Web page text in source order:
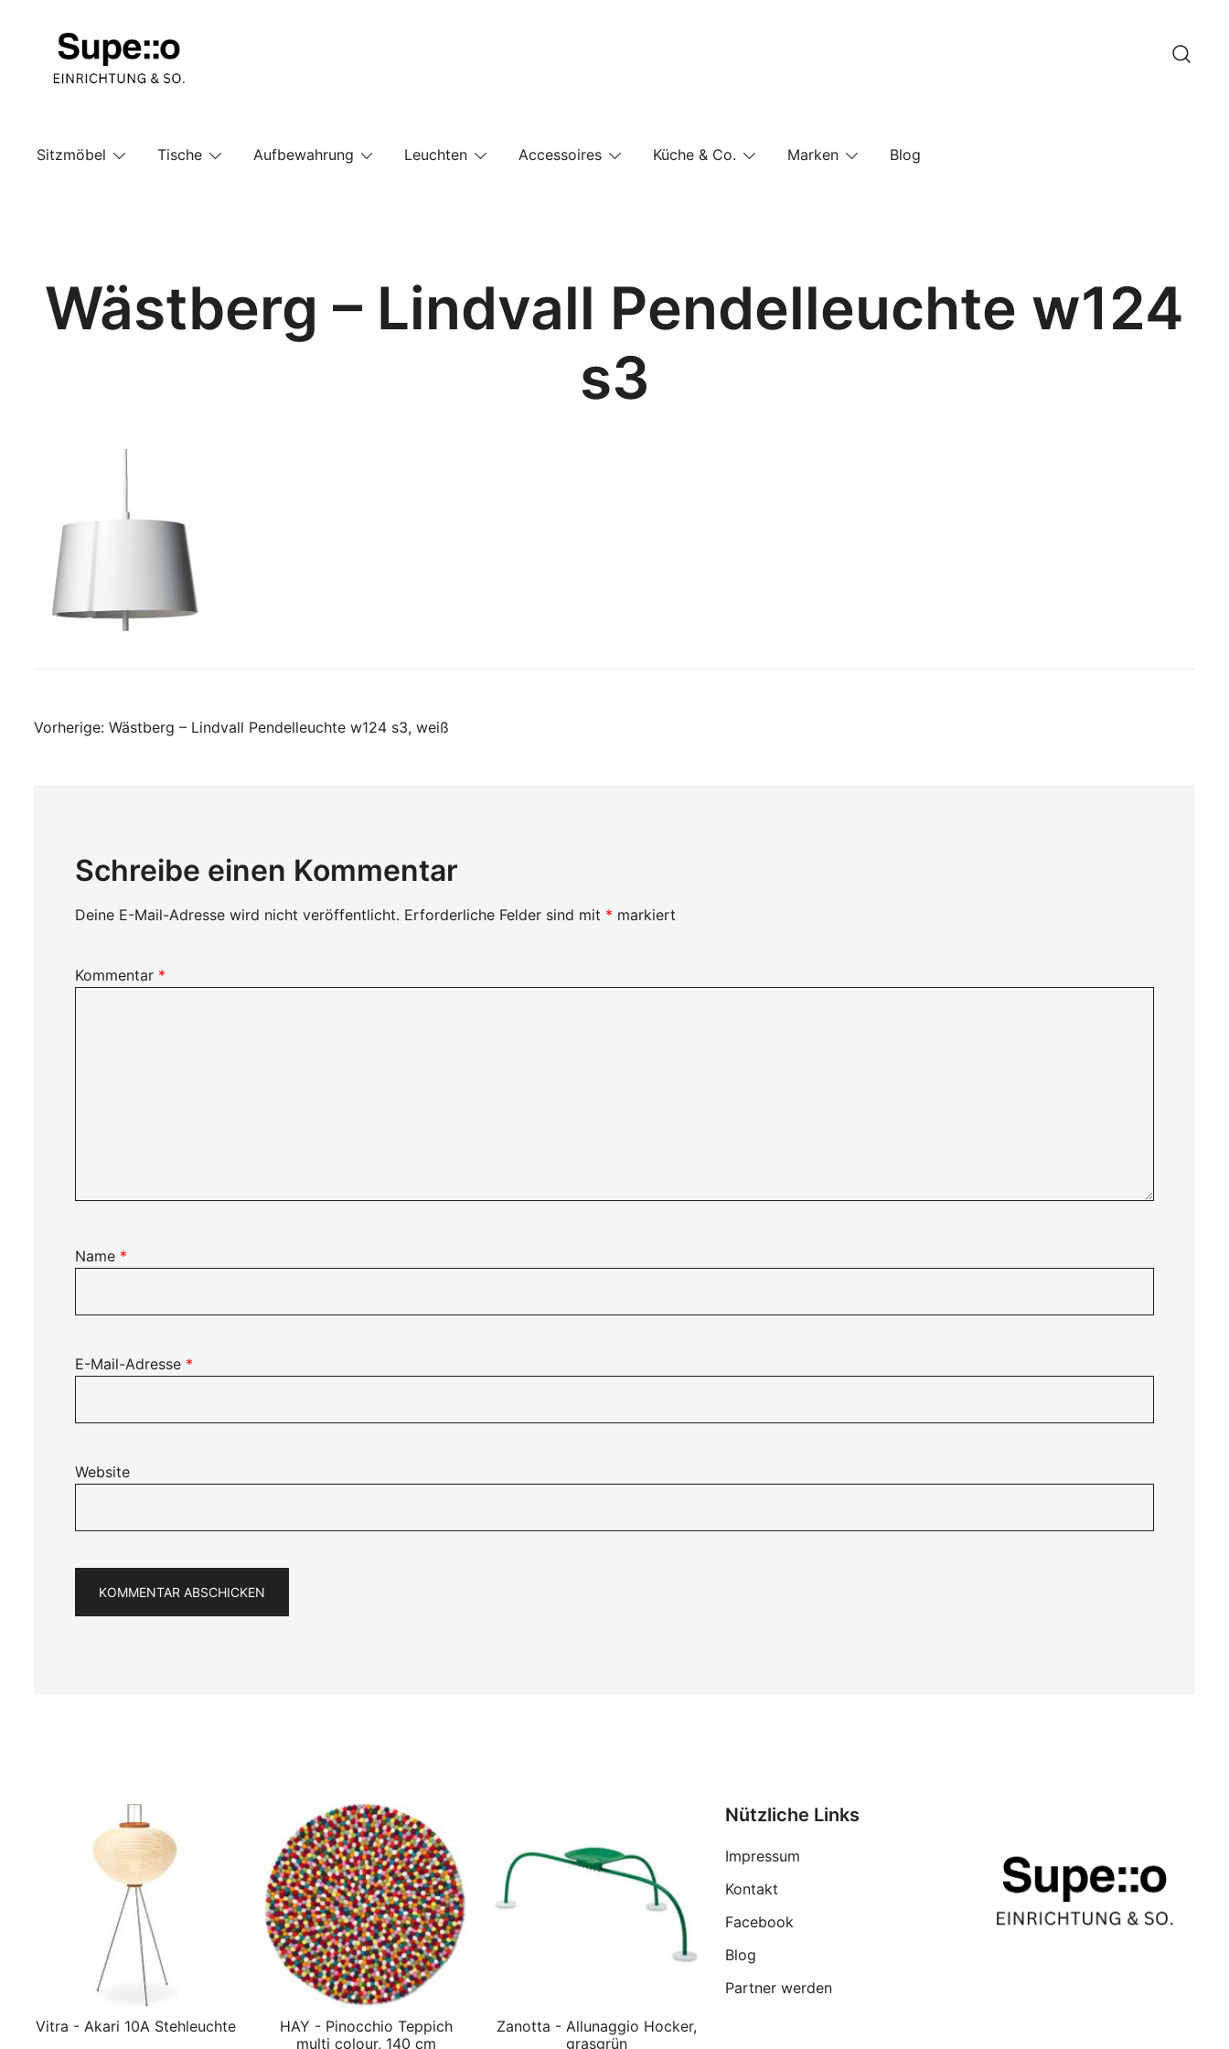
Sitzmöbel
Tische Aufbewahrung Leuchten Accessoires Küche & Co. Marken Blog
Wästberg – Lindvall Pendelleuchte w124
s3
Beitragsnavigation
Vorherige: Wästberg – Lindvall Pendelleuchte w124 s3, weiß
Schreibe einen Kommentar
Deine E-Mail-Adresse wird nicht veröffentlicht. Erforderliche Felder sind mit * markiert
Kommentar *
Name *
E-Mail-Adresse *
Website
Vitra - Akari 10A Stehleuchte
HAY - Pinocchio Teppich
multi colour, 140 cm
Zanotta - Allunaggio Hocker,
grasgrün
Nützliche Links
Impressum
Kontakt
Facebook
Blog
Partner werden